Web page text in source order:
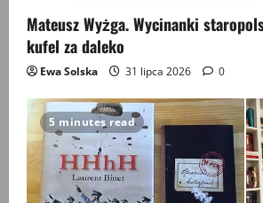
Mateusz Wyżga. Wycinanki
kufel za daleko
Ewa Solska 31 lipca 2026 0
5 minutes read